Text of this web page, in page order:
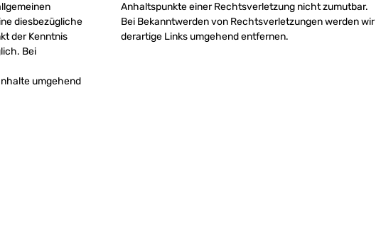
diesbezügliche
der Kenntnis
Bei
umgehend
Anhaltspunkte einer Rechtsverletzung nicht zumutbar.
Bei Bekanntwerden von Rechtsverletzungen werden wir
derartige Links umgehend entfernen.